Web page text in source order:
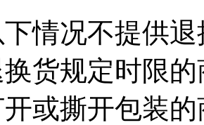
情况不提供
货规定时限
或撕开包装